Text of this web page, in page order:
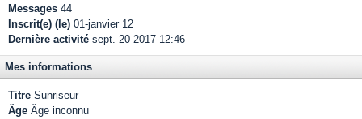
Messages 44
Inscrit(e) (le) 01-janvier 12
Dernière activité sept. 20 2017 12:46
Mes informations
Titre Sunriseur
Âge Âge inconnu